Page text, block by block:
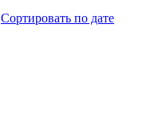
Сортировать по дате